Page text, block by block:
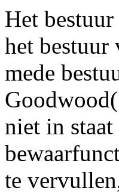
Het
het bestuur
mede
niet in
te